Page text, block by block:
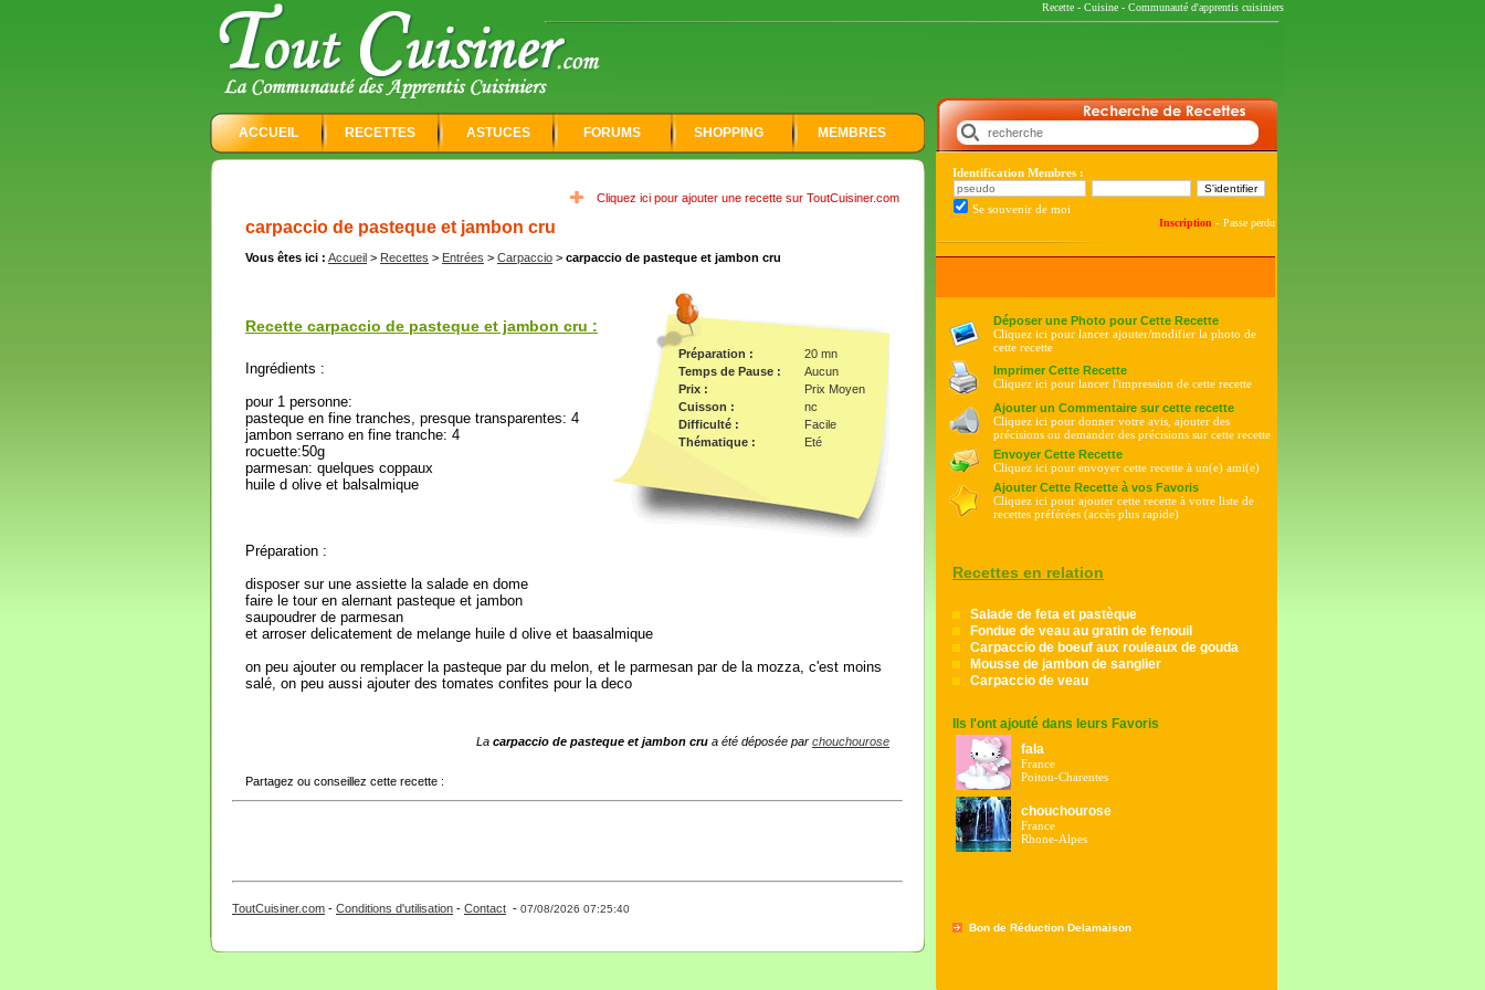
Recette - Cuisine - Communauté d'apprentis cuisiniers
ACCUEIL RECETTES ASTUCES FORUMS SHOPPING MEMBRES
Identification Membres :
Se souvenir de moi
Inscription - Passe perdu
Déposer une Photo pour Cette Recette
Cliquez ici pour lancer ajouter/modifier la photo de
cette recette
Imprimer Cette Recette
Cliquez ici pour lancer l'impression de cette recette
Ajouter un Commentaire sur cette recette
Cliquez ici pour donner votre avis, ajouter des
précisions ou demander des précisions sur cette recette
Envoyer Cette Recette
Cliquez ici pour envoyer cette recette à un(e) ami(e)
Ajouter Cette Recette à vos Favoris
Cliquez ici pour ajouter cette recette à votre liste de
recettes préférées (accès plus rapide)
Recettes en relation
Salade de feta et pastèque
Fondue de veau au gratin de fenouil
Carpaccio de boeuf aux rouleaux de gouda
Mousse de jambon de sanglier
Carpaccio de veau
Ils l'ont ajouté dans leurs Favoris
fala
France
Poitou-Charentes
chouchourose
France
Rhone-Alpes
Cliquez ici pour ajouter une recette sur ToutCuisiner.com
carpaccio de pasteque et jambon cru
Vous êtes ici : Accueil > Recettes > Entrées > Carpaccio > carpaccio de pasteque et jambon cru
Préparation :
20 mn
Temps de Pause :
Aucun
Prix :
Prix Moyen
Cuisson :
nc
Difficulté :
Facile
Thématique :
Eté
Recette carpaccio de pasteque et jambon cru :
Ingrédients :
pour 1 personne:
pasteque en fine tranches, presque transparentes: 4
jambon serrano en fine tranche: 4
rocuette:50g
parmesan: quelques coppaux
huile d olive et balsalmique
Préparation :
disposer sur une assiette la salade en dome
faire le tour en alernant pasteque et jambon
saupoudrer de parmesan
et arroser delicatement de melange huile d olive et baasalmique
on peu ajouter ou remplacer la pasteque par du melon, et le parmesan par de la mozza, c'est moins
salé, on peu aussi ajouter des tomates confites pour la deco
La carpaccio de pasteque et jambon cru a été déposée par chouchourose
Partagez ou conseillez cette recette :
ToutCuisiner.com - Conditions d'utilisation - Contact - 07/08/2026 07:25:40
Bon de Réduction Delamaison